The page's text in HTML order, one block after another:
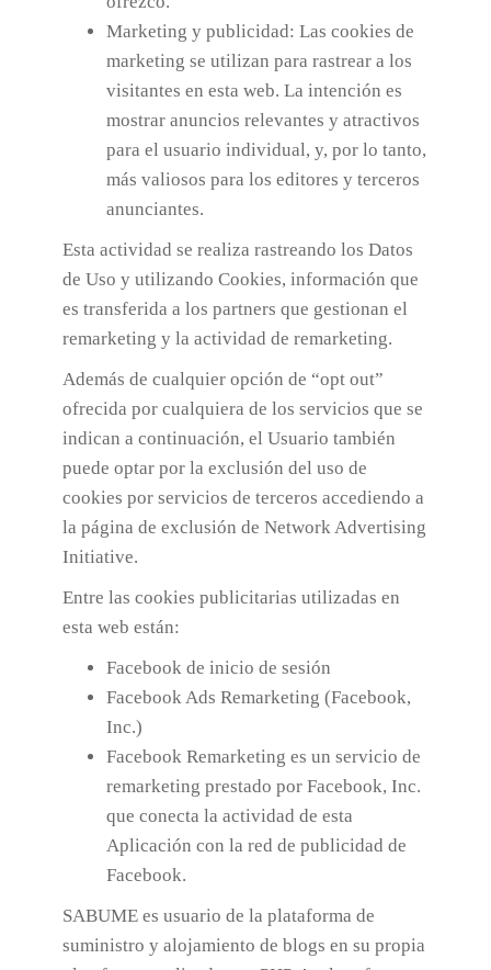
Marketing y publicidad: Las cookies de
marketing se utilizan para rastrear a los
visitantes en esta web. La intención es
mostrar anuncios relevantes y atractivos
para el usuario individual, y, por lo tanto,
más valiosos para los editores y terceros
anunciantes.
Esta actividad se realiza rastreando los Datos
de Uso y utilizando Cookies, información que
es transferida a los partners que gestionan el
remarketing y la actividad de remarketing.
Además de cualquier opción de “opt out”
ofrecida por cualquiera de los servicios que se
indican a continuación, el Usuario también
puede optar por la exclusión del uso de
cookies por servicios de terceros accediendo a
la página de exclusión de Network Advertising
Initiative.
Entre las cookies publicitarias utilizadas en
esta web están:
Facebook de inicio de sesión
Facebook Ads Remarketing (Facebook,
Inc.)
Facebook Remarketing es un servicio de
remarketing prestado por Facebook, Inc.
que conecta la actividad de esta
Aplicación con la red de publicidad de
Facebook.
SABUME es usuario de la plataforma de
suministro y alojamiento de blogs en su propia